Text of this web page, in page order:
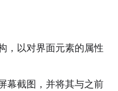
，以对界面元素的属性
幕截图，并将其与之前